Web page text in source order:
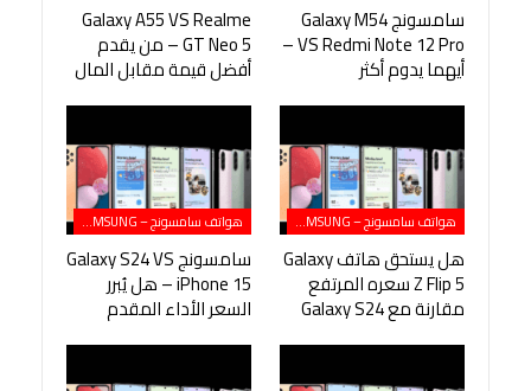
سامسونج Galaxy M54
VS Redmi Note 12 Pro –
أيهما يدوم أكثر
Galaxy A55 VS Realme
GT Neo 5 – من يقدم
أفضل قيمة مقابل المال
هواتف سامسونج – SAMSUNG
هل يستحق هاتف Galaxy
Z Flip 5 سعره المرتفع
مقارنة مع Galaxy S24
هواتف سامسونج – SAMSUNG
سامسونج Galaxy S24 VS
iPhone 15 – هل يُبرر
السعر الأداء المقدم